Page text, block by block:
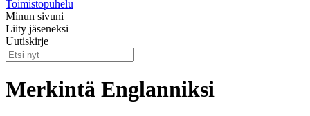
Toimistopuhelu
Minun sivuni
Liity jäseneksi
Uutiskirje
Merkintä Englanniksi